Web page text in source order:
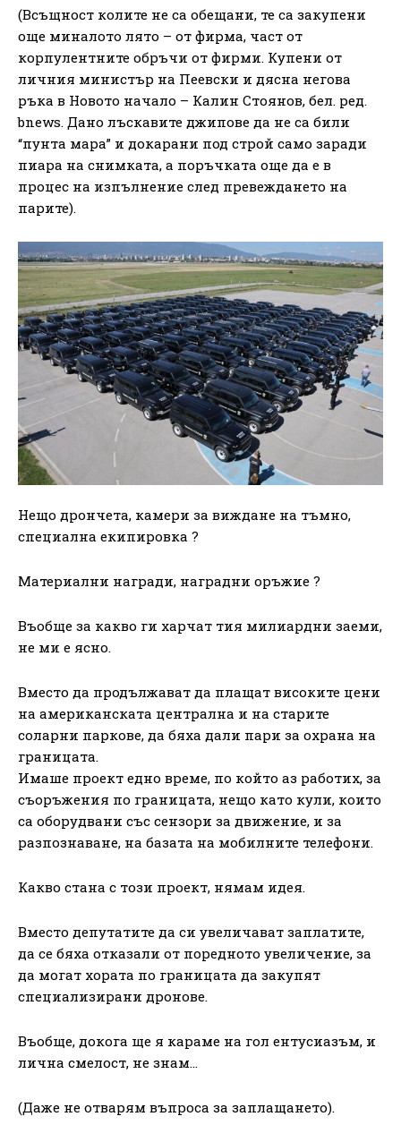
(Всъщност колите не са обещани, те са закупени
още миналото лято – от фирма, част от
корпулентните обръчи от фирми. Купени от
личния министър на Пеевски и дясна негова
ръка в Новото начало – Калин Стоянов, бел. ред.
bnews. Дано лъскавите джипове да не са били
“пунта мара” и докарани под строй само заради
пиара на снимката, а поръчката още да е в
процес на изпълнение след превеждането на
парите).
Нещо дрончета, камери за виждане на тъмно,
специална екипировка ?
Материални награди, наградни оръжие ?
Въобще за какво ги харчат тия милиардни заеми,
не ми е ясно.
Вместо да продължават да плащат високите цени
на американската централна и на старите
соларни паркове, да бяха дали пари за охрана на
границата.
Имаше проект едно време, по който аз работих, за
съоръжения по границата, нещо като кули, които
са оборудвани със сензори за движение, и за
разпознаване, на базата на мобилните телефони.
Какво стана с този проект, нямам идея.
Вместо депутатите да си увеличават заплатите,
да се бяха отказали от поредното увеличение, за
да могат хората по границата да закупят
специализирани дронове.
Въобще, докога ще я караме на гол ентусиазъм, и
лична смелост, не знам…
(Даже не отварям въпроса за заплащането).